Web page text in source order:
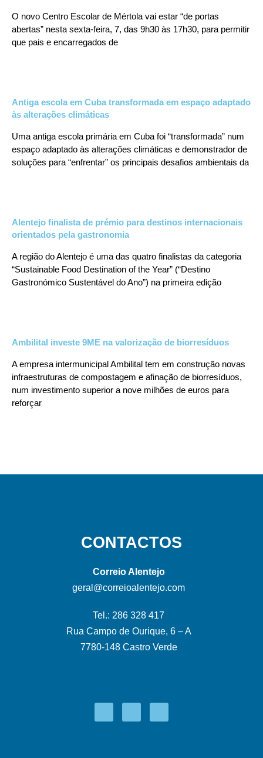
O novo Centro Escolar de Mértola vai estar “de portas
abertas” nesta sexta-feira, 7, das 9h30 às 17h30, para permitir
que pais e encarregados de
Antiga escola em Cuba transformada em espaço adaptado
às alterações climáticas
Uma antiga escola primária em Cuba foi “transformada” num
espaço adaptado às alterações climáticas e demonstrador de
soluções para “enfrentar” os principais desafios ambientais da
Alentejo finalista de prémio para destinos internacionais
orientados pela gastronomia
A região do Alentejo é uma das quatro finalistas da categoria
“Sustainable Food Destination of the Year” (“Destino
Gastronómico Sustentável do Ano”) na primeira edição
Ambilital investe 9ME na valorização de biorresíduos
A empresa intermunicipal Ambilital tem em construção novas
infraestruturas de compostagem e afinação de biorresíduos,
num investimento superior a nove milhões de euros para
reforçar
CONTACTOS
Correio Alentejo
geral@correioalentejo.com
Tel.: 286 328 417
Rua Campo de Ourique, 6 – A
7780-148 Castro Verde